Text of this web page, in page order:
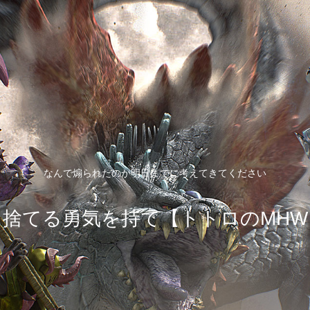
なんで煽られたのか明日までに考えてきてください
てる勇気を持て【トトロの